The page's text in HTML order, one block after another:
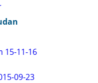
15-11-16
09-23